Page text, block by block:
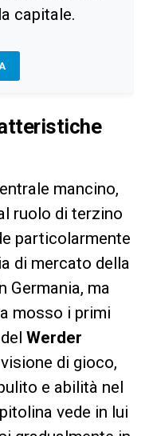
capitale.
mancino,
ruolo di terzino
particolarmente
di mercato della
Germania, ma
mosso i primi
Werder
di gioco,
e abilità nel
vede in lui